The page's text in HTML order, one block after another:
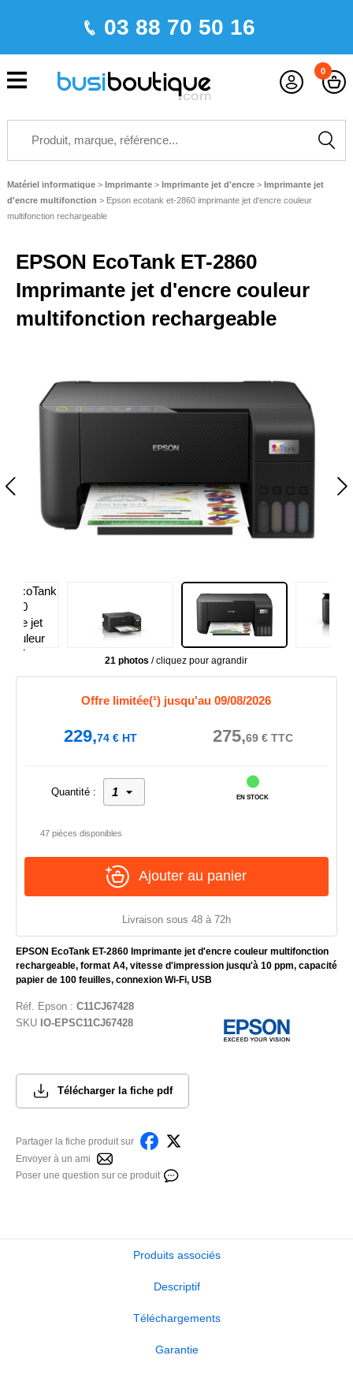
03 88 70 50 16
0
Matériel informatique > Imprimante > Imprimante jet d'encre > Imprimante jet
d'encre multifonction > Epson ecotank et-2860 imprimante jet d'encre couleur
multifonction rechargeable
EPSON EcoTank ET-2860
Imprimante jet d'encre couleur
multifonction rechargeable
21 photos / cliquez pour agrandir
EPSON EcoTank ET-2860 Imprimante jet d'encre couleur multifonction
rechargeable, format A4, vitesse d'impression jusqu'à 10 ppm, capacité
papier de 100 feuilles, connexion Wi-Fi, USB
Réf. Epson: C11CJ67428
SKU IO-EPSC11CJ67428
Télécharger la fiche pdf
Partager la fiche produit sur
Envoyer à un ami
Poser une question sur ce produit
Offre limitée(¹) jusqu'au 09/08/2026
229,74€HT 275,69€TTC
Quantité :
EN STOCK
47 pièces disponibles
Ajouter au panier
Livraison sous 48 à 72h
Produits associés
Descriptif
Téléchargements
Garantie